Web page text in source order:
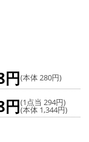
円(本体 280円)
円(1点当 294円)
(本体 1,344円)